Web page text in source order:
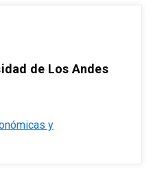
de Los Andes
y